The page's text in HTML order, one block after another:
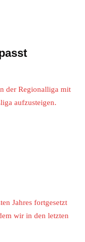
der Regionalliga mit
aufzusteigen.
Jahres fortgesetzt
wir in den letzten